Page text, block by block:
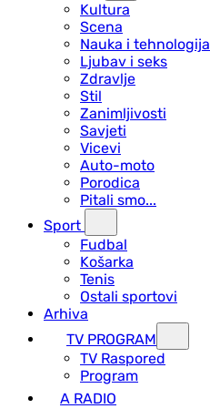
Kultura
Scena
Nauka i tehnologija
Ljubav i seks
Zdravlje
Stil
Zanimljivosti
Savjeti
Vicevi
Auto-moto
Porodica
Pitali smo...
Sport
Fudbal
Košarka
Tenis
Ostali sportovi
Arhiva
TV PROGRAM
ТV Raspored
Program
A RADIO